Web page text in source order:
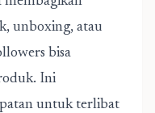
unboxing, atau
bisa
Ini
untuk terlibat